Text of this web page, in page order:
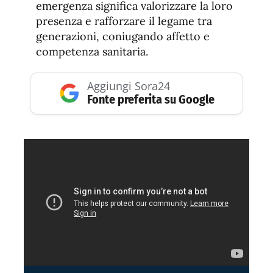
emergenza significa valorizzare la loro
presenza e rafforzare il legame tra
generazioni, coniugando affetto e
competenza sanitaria.
Aggiungi Sora24
Fonte preferita su Google